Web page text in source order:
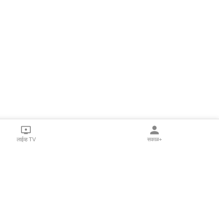
लाईव्ह TV सकाळ+